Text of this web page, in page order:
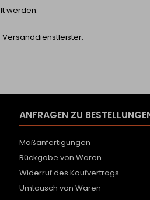
werden:
ANFRAGEN ZU
Maßanfertigungen
Rückgabe von Waren
Widerruf des Kaufvertrags
Umtausch von Waren